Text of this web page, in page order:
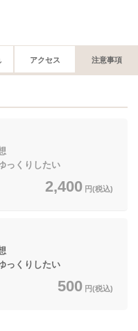
アクセス 注意事項
っくりしたい
2,400 円(税込)
っくりしたい
500 円(税込)